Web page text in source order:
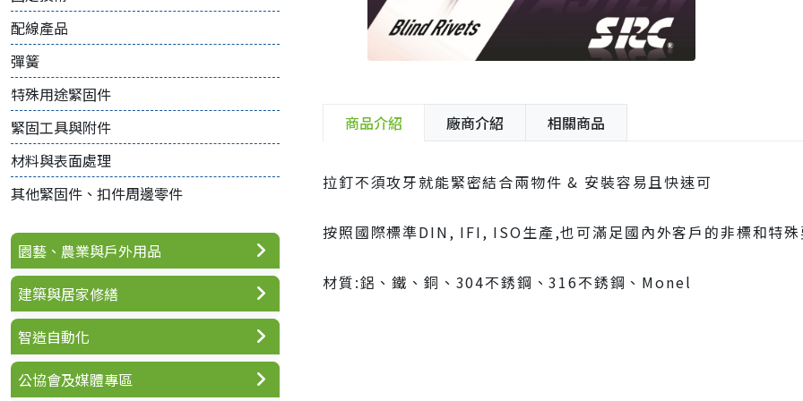
商品介紹 廠商介紹 相關商品
拉釘不須攻牙就能緊密結合兩物件 & 安裝容易且快速可
按照國際標準DIN, IFI, ISO生產,也可滿足國內外客戶的非標和特
材質:鋁、鐵、銅、304不銹鋼、316不銹鋼、Monel
配線產品
彈簧
特殊用途緊固件
緊固工具與附件
材料與表面處理
其他緊固件、扣件周邊零件
園藝、農業與戶外用品
建築與居家修繕
智造自動化
公協會及媒體專區